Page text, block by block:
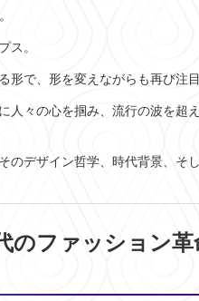
ス。
形で、形を変えながらも再び注
人々の心を掴み、流行の波を超
のデザイン哲学、時代背景、そ
のファッション